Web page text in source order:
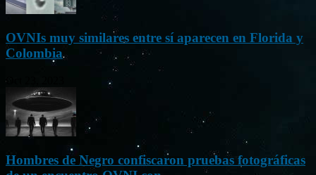
OVNIs muy similares entre sí aparecen en Florida y
Colombia
Oct 23, 2023
Hombres de Negro confiscaron pruebas fotográficas